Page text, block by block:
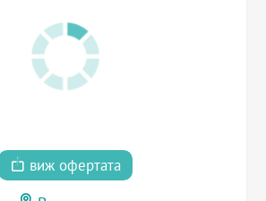
виж офертата